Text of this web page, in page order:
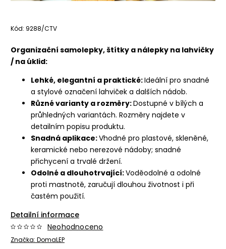
Kód: 9288/CTV
Organizační samolepky, štítky a nálepky na lahvičky
/ na úklid:
Lehké, elegantní a praktické:Ideální pro snadné
a stylové označení lahviček a dalších nádob.
Různé varianty a rozměry:Dostupné v bílých a
průhledných variantách. Rozměry najdete v
detailním popisu produktu.
Snadná aplikace:Vhodné pro plastové, skleněné,
keramické nebo nerezové nádoby; snadné
přichycení a trvalé držení.
Odolné a dlouhotrvající:Voděodolné a odolné
proti mastnotě, zaručují dlouhou životnost i při
častém použití.
Detailní informace
Značka: DomaLEP
Neohodnoceno